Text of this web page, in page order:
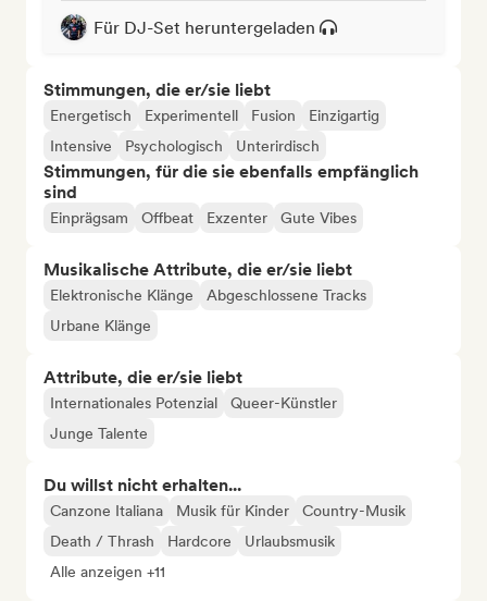
Für DJ-Set heruntergeladen
Stimmungen, die er/sie liebt
Energetisch Experimentell Fusion
Einzigartig
Intensive
Psychologisch Unterirdisch
Stimmungen, für die sie ebenfalls empfänglich
sind
Einprägsam Offbeat Exzenter Gute Vibes
Musikalische Attribute, die er/sie liebt
Elektronische Klänge
Abgeschlossene Tracks
Urbane Klänge
Attribute, die er/sie liebt
Internationales Potenzial
Queer-Künstler
Junge Talente
Du willst nicht erhalten...
Canzone Italiana Musik für Kinder
Country-Musik
Death / Thrash
Hardcore
Urlaubsmusik
Alle anzeigen +11